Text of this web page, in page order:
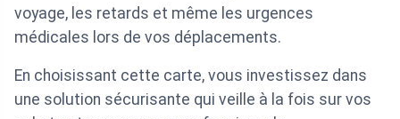
voyage, les retards et même les urgences
médicales lors de vos déplacements.
En choisissant cette carte, vous investissez dans
une solution sécurisante qui veille à la fois sur vos